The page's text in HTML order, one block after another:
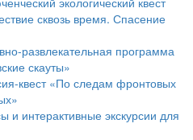
сквозь время. Спасение
развлекательная программа
скауты»
квест «По следам фронтовых
и интерактивные экскурсии для